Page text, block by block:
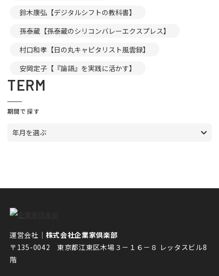
鈴木康弘【デジタルシフトの教科書】
孫泰蔵【孫泰蔵のシリコンバレーエクスプレス】
村口和孝【日の丸キャピタリスト風雲録】
安岡定子【『論語』を実践に活かす】
TERM
期間で探す
年月を選ぶ
運営会社｜ 株式会社企業家倶楽部
〒135-0042 東京都江東区木場３－１６－８ レッタスビル8
階